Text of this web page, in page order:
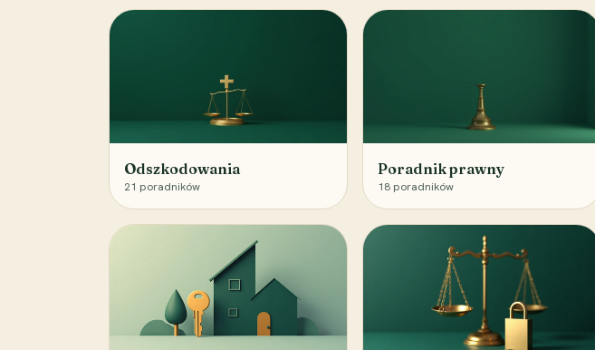
Odszkodowania
21 poradników
Poradnik prawny
18 poradników